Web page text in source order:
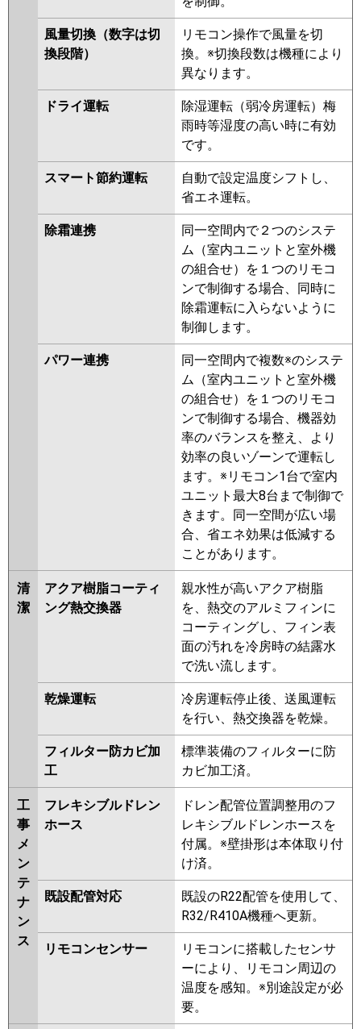
ERMP63K2 PKZ-ERMP63KLZ
PKZ-ERMP63KZ PKZ-ERMP63KLY
PKZ-ERMP63KY PKZ-
ERMP63KLV PKZ-ERMP63KV
PKZ-ERMP63KR
PKZ-
ERMP63KLR
RPK-GP63RSH6
RPK-GP63RSH4 RPK-GP63RSH3
RPK-GP63RSH2
三菱重工 FDKV635HA5SA FDKV635H5SA
FDKV635H5S
PA-P63K7HBX PA-P63K7HB PA-
P63K7H PA-P63K6CB PA-
P63K6HB PA-P63K6HA
風量切換（数字は切
換段階）
リモコン操作で風量を切
換。※切換段数は機種により
異なります。
ドライ運転
除湿運転（弱冷房運転）梅
雨時等湿度の高い時に有効
です。
スマート節約運転
自動で設定温度シフトし、
省エネ運転。
除霜連携
同一空間内で２つのシステ
ム（室内ユニットと室外機
の組合せ）を１つのリモコ
ンで制御する場合、同時に
除霜運転に入らないように
制御します。
パワー連携
同一空間内で複数※のシステ
ム（室内ユニットと室外機
の組合せ）を１つのリモコ
ンで制御する場合、機器効
率のバランスを整え、より
効率の良いゾーンで運転し
ます。※リモコン1台で室内
ユニット最大8台まで制御で
きます。同一空間が広い場
合、省エネ効果は低減する
ことがあります。
清
潔
アクア樹脂コーティ
ング熱交換器
親水性が高いアクア樹脂
を、熱交のアルミフィンに
コーティングし、フィン表
面の汚れを冷房時の結露水
で洗い流します。
乾燥運転
冷房運転停止後、送風運転
を行い、熱交換器を乾燥。
フィルター防カビ加
工
標準装備のフィルターに防
カビ加工済。
工
事
メ
ン
テ
ナ
ン
ス
フレキシブルドレン
ホース
ドレン配管位置調整用のフ
レキシブルドレンホースを
付属。※壁掛形は本体取り付
け済。
既設配管対応
既設のR22配管を使用して、
R32/R410A機種へ更新。
リモコンセンサー
リモコンに搭載したセンサ
ーにより、リモコン周辺の
温度を感知。※別途設定が必
要。